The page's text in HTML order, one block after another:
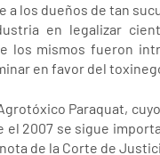
a los dueños de tan
en legalizar
los mismos fueron
en favor del
Paraquat,
2007 se sigue
de la Corte de